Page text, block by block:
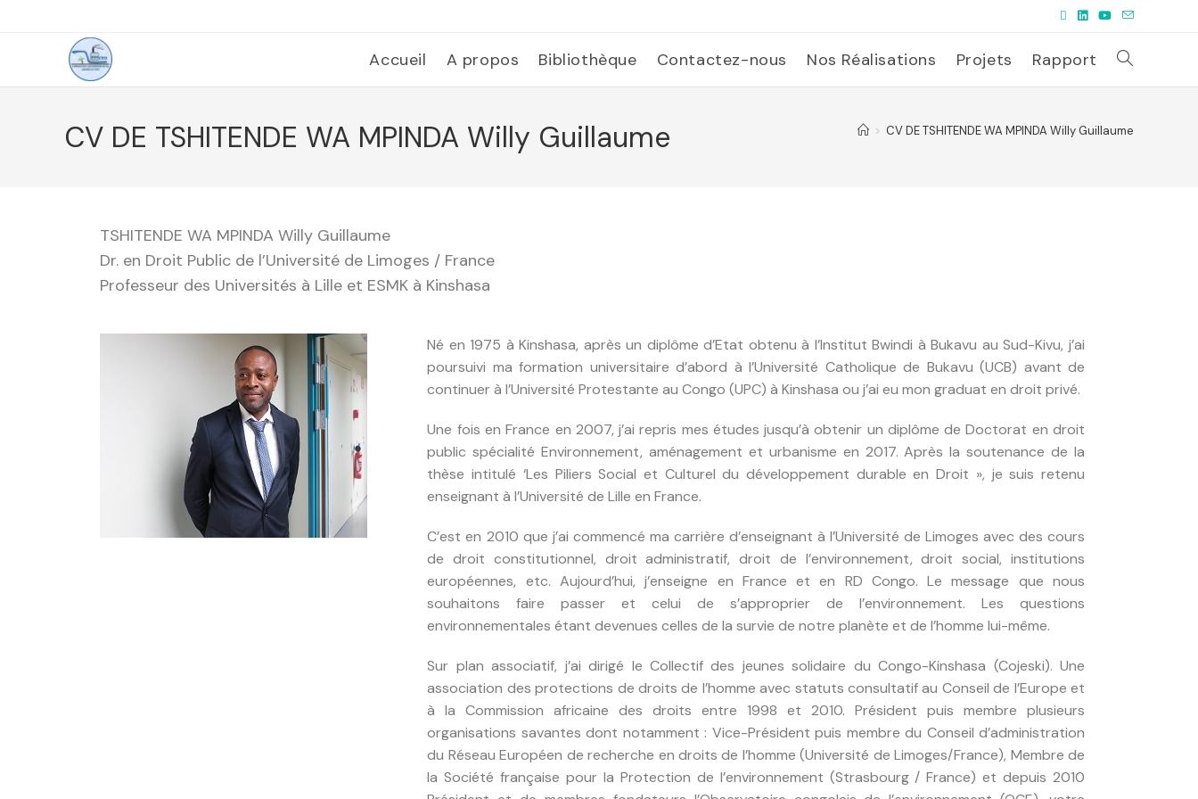
Accueil A propos Bibliothèque Contactez-nous Nos Réalisations Projets Rapport
CV DE TSHITENDE WA MPINDA Willy Guillaume > CV DE TSHITENDE WA MPINDA Willy Guillaume
TSHITENDE WA MPINDA Willy Guillaume
Dr. en Droit Public de l’Université de Limoges / France
Professeur des Universités à Lille et ESMK à Kinshasa
Né en 1975 à Kinshasa, après un diplôme d’Etat obtenu à l’Institut Bwindi à Bukavu au Sud-Kivu, j’ai
poursuivi ma formation universitaire d’abord à l’Université Catholique de Bukavu (UCB) avant de
continuer à l’Université Protestante au Congo (UPC) à Kinshasa ou j’ai eu mon graduat en droit privé.
Une fois en France en 2007, j’ai repris mes études jusqu’à obtenir un diplôme de Doctorat en droit
public spécialité Environnement, aménagement et urbanisme en 2017. Après la soutenance de la
thèse intitulé ‘Les Piliers Social et Culturel du développement durable en Droit », je suis retenu
enseignant à l’Université de Lille en France.
C’est en 2010 que j’ai commencé ma carrière d’enseignant à l’Université de Limoges avec des cours
de droit constitutionnel, droit administratif, droit de l’environnement, droit social, institutions
européennes, etc. Aujourd’hui, j’enseigne en France et en RD Congo. Le message que nous
souhaitons faire passer et celui de s’approprier de l’environnement. Les questions
environnementales étant devenues celles de la survie de notre planète et de l’homme lui-même.
Sur plan associatif, j’ai dirigé le Collectif des jeunes solidaire du Congo-Kinshasa (Cojeski). Une
association des protections de droits de l’homme avec statuts consultatif au Conseil de l’Europe et
à la Commission africaine des droits entre 1998 et 2010. Président puis membre plusieurs
organisations savantes dont notamment : Vice-Président puis membre du Conseil d’administration
du Réseau Européen de recherche en droits de l’homme (Université de Limoges/France), Membre de
la Société française pour la Protection de l’environnement (Strasbourg / France) et depuis 2010